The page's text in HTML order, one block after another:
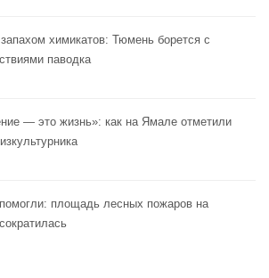
химикатов: Тюмень борется с
паводка
— это жизнь»: как на Ямале отметили
площадь лесных пожаров на